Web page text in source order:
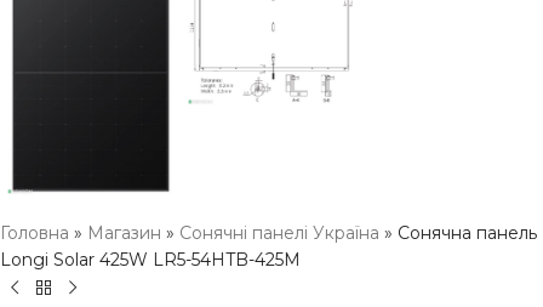
Головна » Магазин » Сонячні панелі Україна » Сонячна панель
Longi Solar 425W LR5-54HTB-425M